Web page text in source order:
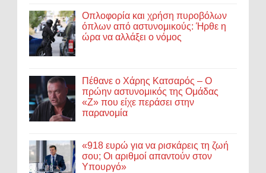
Οπλοφορία και χρήση πυροβόλων
όπλων από αστυνομικούς: Ήρθε η
ώρα να αλλάξει ο νόμος
Πέθανε ο Χάρης Κατσαρός – Ο
πρώην αστυνομικός της Ομάδας
«Ζ» που είχε περάσει στην
παρανομία
«918 ευρώ για να ρισκάρεις τη ζωή
σου; Οι αριθμοί απαντούν στον
Υπουργό»